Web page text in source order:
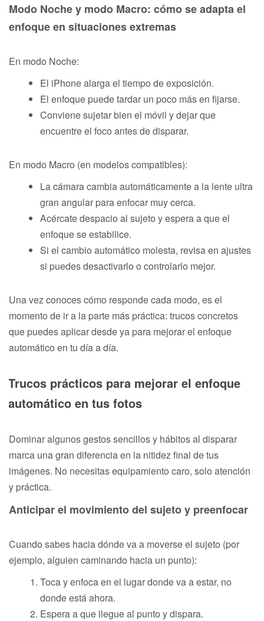
Modo Noche y modo Macro: cómo se adapta el
enfoque en situaciones extremas
En modo Noche:
El iPhone alarga el tiempo de exposición.
El enfoque puede tardar un poco más en fijarse.
Conviene sujetar bien el móvil y dejar que
encuentre el foco antes de disparar.
En modo Macro (en modelos compatibles):
La cámara cambia automáticamente a la lente ultra
gran angular para enfocar muy cerca.
Acércate despacio al sujeto y espera a que el
enfoque se estabilice.
Si el cambio automático molesta, revisa en ajustes
si puedes desactivarlo o controlarlo mejor.
Una vez conoces cómo responde cada modo, es el
momento de ir a la parte más práctica: trucos concretos
que puedes aplicar desde ya para mejorar el enfoque
automático en tu día a día.
Trucos prácticos para mejorar el enfoque
automático en tus fotos
Dominar algunos gestos sencillos y hábitos al disparar
marca una gran diferencia en la nitidez final de tus
imágenes. No necesitas equipamiento caro, solo atención
y práctica.
Anticipar el movimiento del sujeto y preenfocar
Cuando sabes hacia dónde va a moverse el sujeto (por
ejemplo, alguien caminando hacia un punto):
Toca y enfoca en el lugar donde va a estar, no
donde está ahora.
Espera a que llegue al punto y dispara.